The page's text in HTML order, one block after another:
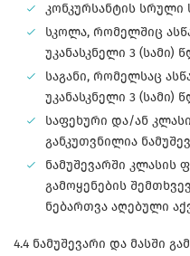
კონკურსანტის სრული
სკოლა, რომელშიც
უკანასკნელი 3 (სამი)
საგანი, რომელსაც
უკანასკნელი 3 (სამი)
საფეხური და/ან
განკუთვნილია
ნამუშევარში
გამოყენების
ნებართვა აღებული
4.4 ნამუშევარი და მასში